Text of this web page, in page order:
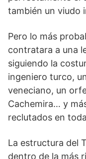
también un viudo
Pero lo más
contratara a una
siguiendo la
ingeniero turco,
veneciano, un
Cachemira… y
reclutados en
La estructura del
dentro de la más